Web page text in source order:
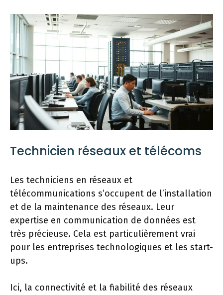
Technicien réseaux et télécoms
Les techniciens en réseaux et
télécommunications s’occupent de l’installation
et de la maintenance des réseaux. Leur
expertise en communication de données est
très précieuse. Cela est particulièrement vrai
pour les entreprises technologiques et les start-
ups.
Ici, la connectivité et la fiabilité des réseaux